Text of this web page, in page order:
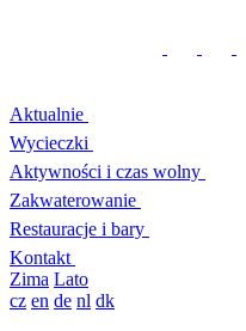
Aktualnie
Wycieczki
Aktywności i czas wolny
Zakwaterowanie
Restauracje i bary
Kontakt
Zima Lato
cz en de nl dk